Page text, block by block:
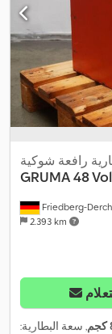
Friedberg-
2.393 km
رافعة شوكية
GRUMA48
, سعة البطارية: